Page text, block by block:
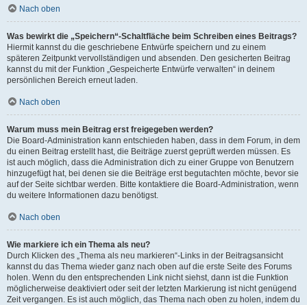
Nach oben
Was bewirkt die „Speichern“-Schaltfläche beim Schreiben eines Beitrags?
Hiermit kannst du die geschriebene Entwürfe speichern und zu einem
späteren Zeitpunkt vervollständigen und absenden. Den gesicherten Beitrag
kannst du mit der Funktion „Gespeicherte Entwürfe verwalten“ in deinem
persönlichen Bereich erneut laden.
Nach oben
Warum muss mein Beitrag erst freigegeben werden?
Die Board-Administration kann entschieden haben, dass in dem Forum, in dem
du einen Beitrag erstellt hast, die Beiträge zuerst geprüft werden müssen. Es
ist auch möglich, dass die Administration dich zu einer Gruppe von Benutzern
hinzugefügt hat, bei denen sie die Beiträge erst begutachten möchte, bevor sie
auf der Seite sichtbar werden. Bitte kontaktiere die Board-Administration, wenn
du weitere Informationen dazu benötigst.
Nach oben
Wie markiere ich ein Thema als neu?
Durch Klicken des „Thema als neu markieren“-Links in der Beitragsansicht
kannst du das Thema wieder ganz nach oben auf die erste Seite des Forums
holen. Wenn du den entsprechenden Link nicht siehst, dann ist die Funktion
möglicherweise deaktiviert oder seit der letzten Markierung ist nicht genügend
Zeit vergangen. Es ist auch möglich, das Thema nach oben zu holen, indem du